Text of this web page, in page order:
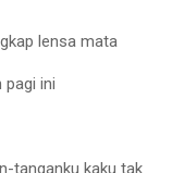
lensa mata
pagi ini
tanganku kaku tak